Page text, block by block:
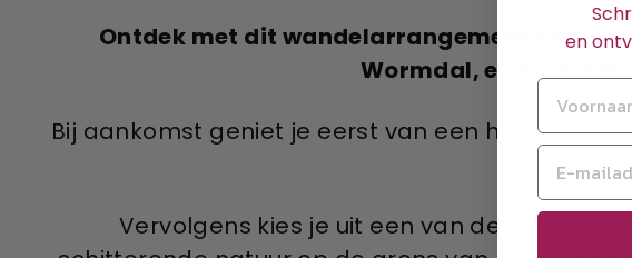
Ontdek met dit wandelarrangement van
Wormdal, en laat je in
Bij aankomst geniet je eerst van een heerlijke
Vervolgens kies je uit een van de op maat
en